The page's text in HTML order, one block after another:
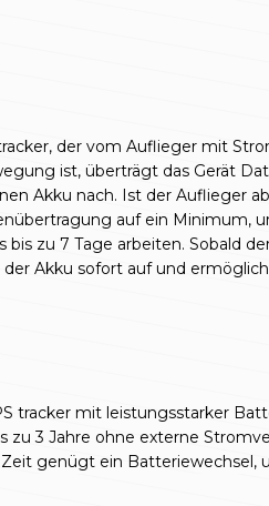
der vom Auflieger mit
ist, überträgt das Gerät
Akku nach. Ist der Auflieger
auf ein Minimum,
bis zu 7 Tage arbeiten. Sobald
Akku sofort auf und
tracker mit leistungsstarker
zu 3 Jahre ohne externe
genügt ein Batteriewechsel,